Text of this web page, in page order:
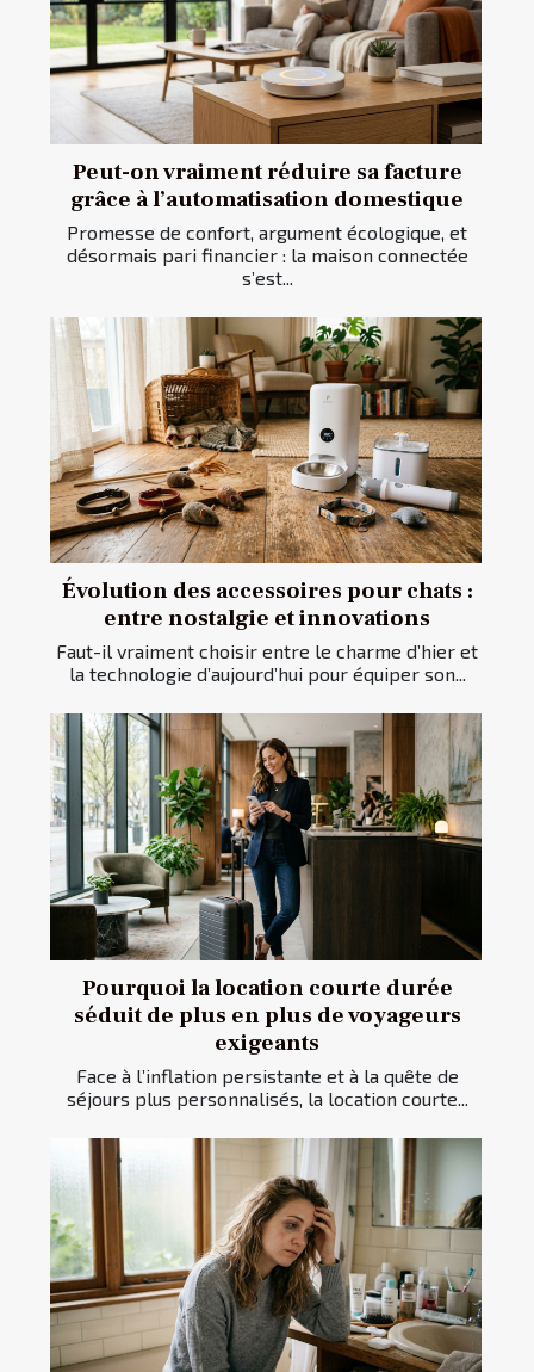
Peut-on vraiment réduire sa facture
grâce à l’automatisation domestique
Promesse de confort, argument écologique, et
désormais pari financier : la maison connectée
s’est...
Évolution des accessoires pour chats :
entre nostalgie et innovations
Faut-il vraiment choisir entre le charme d’hier et
la technologie d’aujourd’hui pour équiper son...
Pourquoi la location courte durée
séduit de plus en plus de voyageurs
exigeants
Face à l’inflation persistante et à la quête de
séjours plus personnalisés, la location courte...